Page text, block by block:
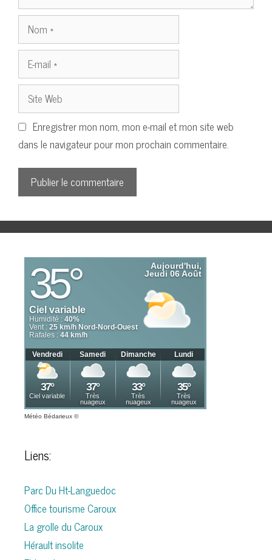
Nom
mail
Site
Web
Enregistrer mon nom, mon e-mail et mon site web
dans le navigateur pour mon prochain commentaire.
Météo Bédarieux ©
Liens:
Parc Du Ht-Languedoc
Office tourisme Caroux
La grolle du Caroux
Hérault insolite